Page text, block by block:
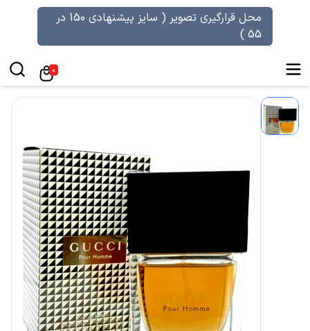
محل قرارگیری تصویر ( سایز پیشنهادی 150 در
55 )
0